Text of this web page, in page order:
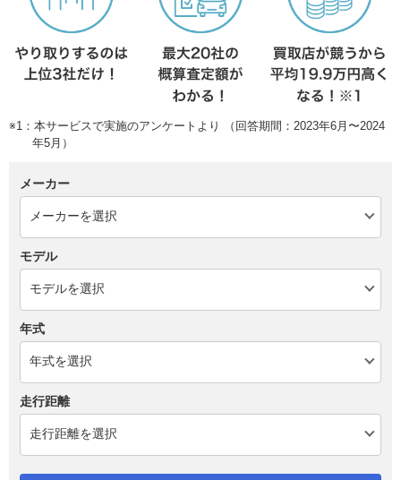
※1：本サービスで実施のアンケートより （回答期間：2023年6月〜2024
年5月）
メーカー
モデル
年式
走行距離